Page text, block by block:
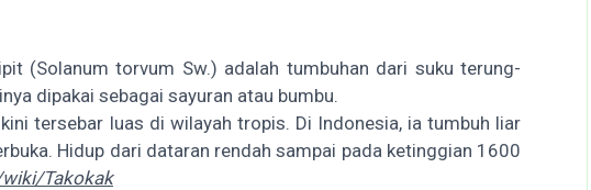
(Solanum torvum Sw.) adalah tumbuhan dari suku terung-
dipakai sebagai sayuran atau bumbu.
tersebar luas di wilayah tropis. Di Indonesia, ia tumbuh liar
Hidup dari dataran rendah sampai pada ketinggian 1600
Takokak